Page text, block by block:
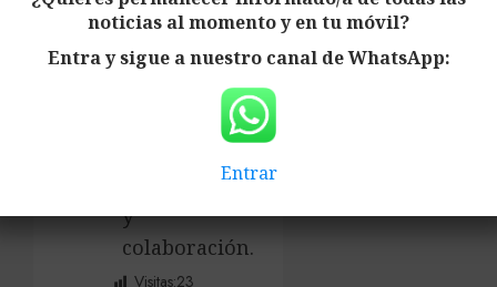
Musicofrades
Agradecemos
y
colaboración.
Visitas:23
noticias al momento y en tu móvil?
Entra y sigue a nuestro canal de WhatsApp:
Entrar